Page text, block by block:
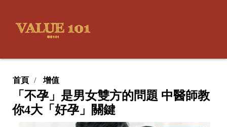
首頁 增值
「不孕」是男女雙方的問題 中醫師教
你4大「好孕」關鍵